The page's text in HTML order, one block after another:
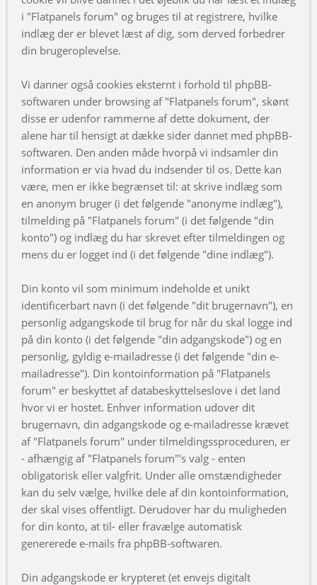
i "Flatpanels forum" og bruges til at registrere, hvilke
indlæg der er blevet læst af dig, som derved forbedrer
din brugeroplevelse.
Vi danner også cookies eksternt i forhold til phpBB-
softwaren under browsing af "Flatpanels forum", skønt
disse er udenfor rammerne af dette dokument, der
alene har til hensigt at dække sider dannet med phpBB-
softwaren. Den anden måde hvorpå vi indsamler din
information er via hvad du indsender til os. Dette kan
være, men er ikke begrænset til: at skrive indlæg som
en anonym bruger (i det følgende "anonyme indlæg"),
tilmelding på "Flatpanels forum" (i det følgende "din
konto") og indlæg du har skrevet efter tilmeldingen og
mens du er logget ind (i det følgende "dine indlæg").
Din konto vil som minimum indeholde et unikt
identificerbart navn (i det følgende "dit brugernavn"), en
personlig adgangskode til brug for når du skal logge ind
på din konto (i det følgende "din adgangskode") og en
personlig, gyldig e-mailadresse (i det følgende "din e-
mailadresse"). Din kontoinformation på "Flatpanels
forum" er beskyttet af databeskyttelseslove i det land
hvor vi er hostet. Enhver information udover dit
brugernavn, din adgangskode og e-mailadresse krævet
af "Flatpanels forum" under tilmeldingssproceduren, er
- afhængig af "Flatpanels forum"'s valg - enten
obligatorisk eller valgfrit. Under alle omstændigheder
kan du selv vælge, hvilke dele af din kontoinformation,
der skal vises offentligt. Derudover har du muligheden
for din konto, at til- eller fravælge automatisk
genererede e-mails fra phpBB-softwaren.
Din adgangskode er krypteret (et envejs digitalt